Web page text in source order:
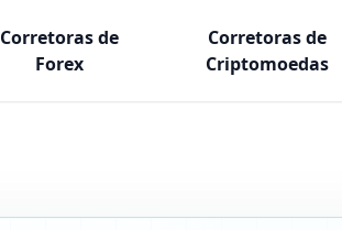
Corretoras de
Forex
Corretoras de
Criptomoedas